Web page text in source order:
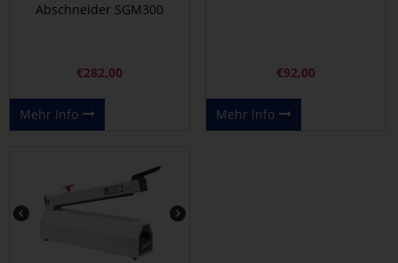
Abschneider SGM300
€282,00
Mehr Info
€92,00
Mehr Info